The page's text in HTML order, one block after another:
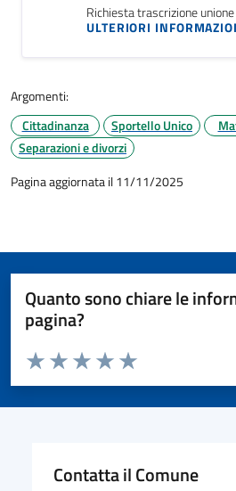
Richiesta trascrizione
ULTERIORI
Argomenti:
Cittadinanza
Sportello Unico
Separazioni e divorzi
Pagina aggiornata il 11/11/2025
Quanto sono chiare le
pagina?
Valuta da 1 a 5 stelle la pagina
Valuta 5 stelle su 5
Valuta 4 stelle su 5
Valuta 3 stelle su 5
Valuta 2 stelle su 5
Valuta 1 stelle su 5
Contatta il Comune